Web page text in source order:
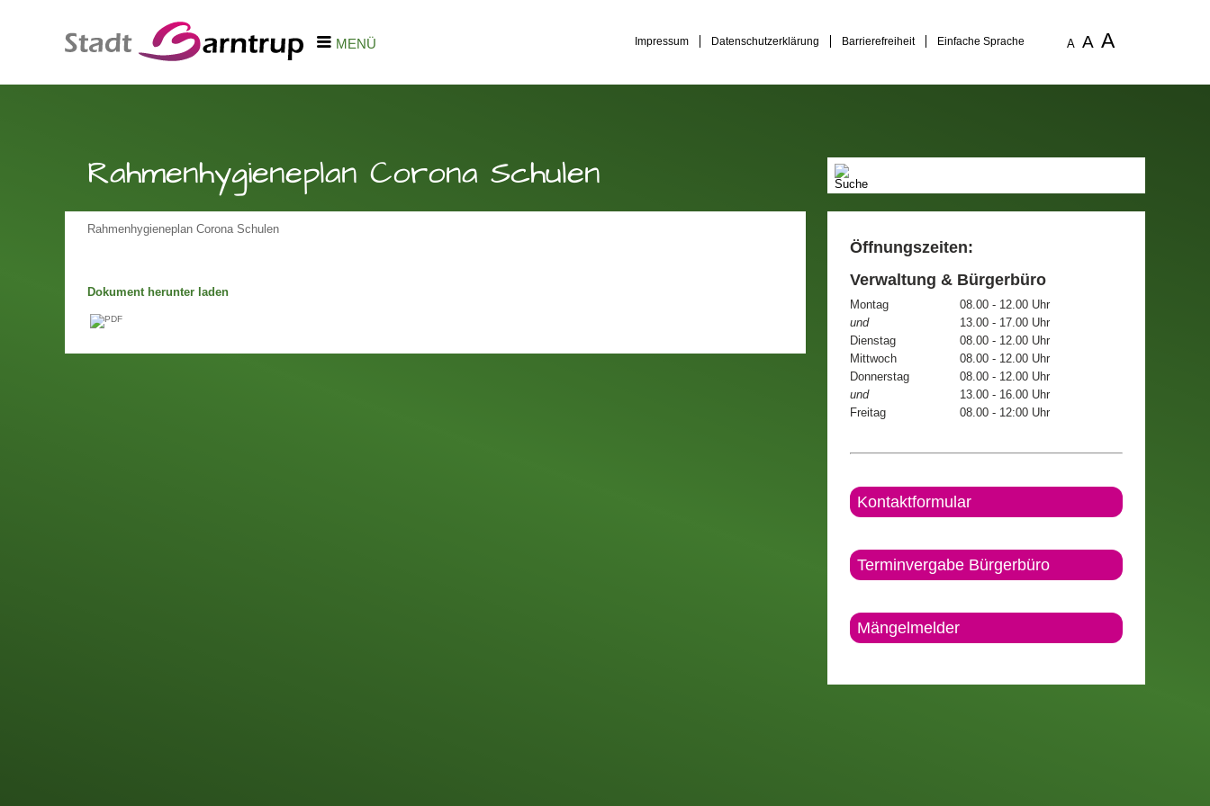
MENÜ Impressum Datenschutzerklärung Barrierefreiheit Einfache Sprache A A A
Rahmenhygieneplan Corona Schulen
Rahmenhygieneplan Corona Schulen
Dokument herunter laden
Öffnungszeiten:
Verwaltung & Bürgerbüro
Montag
08.00 - 12.00 Uhr
und
13.00 - 17.00 Uhr
Dienstag
08.00 - 12.00 Uhr
Mittwoch
08.00 - 12.00 Uhr
Donnerstag
08.00 - 12.00 Uhr
und
13.00 - 16.00 Uhr
Freitag
08.00 - 12:00 Uhr
Kontaktformular
Terminvergabe Bürgerbüro
Mängelmelder